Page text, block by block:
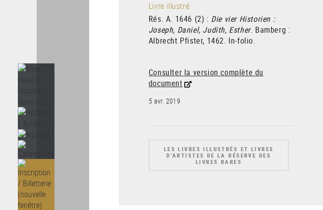
Livre illustré
Rés. A. 1646 (2) : Die vier Historien :
Joseph, Daniel, Judith, Esther. Bamberg :
Albrecht Pfister, 1462. In-folio.
Consulter la version complète du
document
5 avr. 2019
LES LIVRES ILLUSTRÉS ET LIVRES
D’ARTISTES DE LA RÉSERVE DES
LIVRES RARES